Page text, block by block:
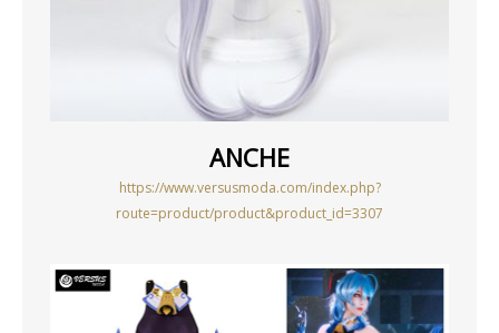
ANCHE
https://www.versusmoda.com/index.php?
route=product/product&product_id=3307